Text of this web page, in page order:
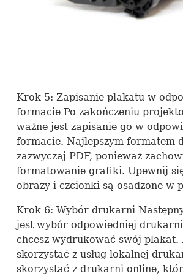
Krok 5: Zapisanie plakatu w
formacie Po zakończeniu
ważne jest zapisanie go w
formacie. Najlepszym formatem
zazwyczaj PDF, ponieważ
formatowanie grafiki. Upewnij
obrazy i czcionki są osadzone w
Krok 6: Wybór drukarni
jest wybór odpowiedniej
chcesz wydrukować swój plakat.
skorzystać z usług lokalnej
skorzystać z drukarni online,